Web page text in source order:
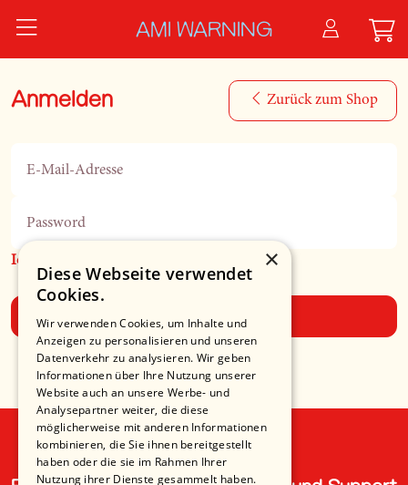
AMI WARNING
Anmelden Zurück zum Shop
E-Mail-Adresse
Password
Ich habe mein Passwort vergessen
Anmelden
×
Diese Webseite verwendet
Cookies.
Wir verwenden Cookies, um Inhalte und
Anzeigen zu personalisieren und unseren
Datenverkehr zu analysieren. Wir geben
Informationen über Ihre Nutzung unserer
Website auch an unsere Werbe- und
Analysepartner weiter, die diese
möglicherweise mit anderen Informationen
kombinieren, die Sie ihnen bereitgestellt
haben oder die sie im Rahmen Ihrer
Nutzung ihrer Dienste gesammelt haben.